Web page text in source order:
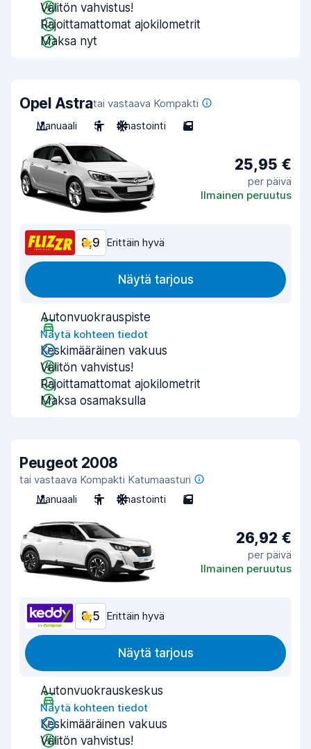
Välitön vahvistus!
Rajoittamattomat ajokilometrit
Maksa nyt
Opel Astratai vastaava Kompakti
Manuaali
5 Ilmastointi 5
25,95 €
per päivä
Ilmainen peruutus
8,9 Erittäin hyvä
Näytä tarjous
Autonvuokrauspiste
Näytä kohteen tiedot
Keskimääräinen vakuus
Välitön vahvistus!
Rajoittamattomat ajokilometrit
Maksa osamaksulla
Peugeot 2008
tai vastaava Kompakti Katumaasturi
Manuaali
5 Ilmastointi 5
26,92 €
per päivä
Ilmainen peruutus
8,5 Erittäin hyvä
Näytä tarjous
Autonvuokrauskeskus
Näytä kohteen tiedot
Keskimääräinen vakuus
Välitön vahvistus!